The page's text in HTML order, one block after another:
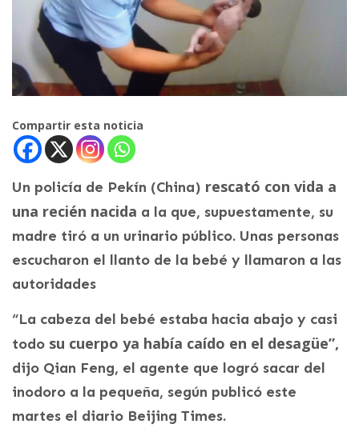
Compartir esta noticia
Un policía de Pekín (China) rescató con vida a
una recién nacida a la que, supuestamente, su
madre tiró a un urinario público. Unas personas
escucharon el llanto de la bebé y llamaron a las
autoridades
“La cabeza del bebé estaba hacia abajo y casi
todo su cuerpo ya había caído en el desagüe”,
dijo Qian Feng, el agente que logró sacar del
inodoro a la pequeña, según publicó este
martes el diario Beijing Times.